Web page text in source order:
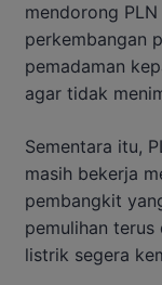
mendorong
perkembangan
pemadaman
agar tidak
Sementara itu,
masih bekerja
pembangkit
pemulihan
listrik segera